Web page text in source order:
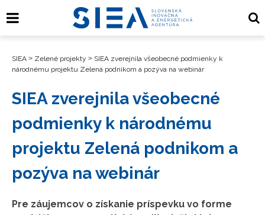
SIEA > Zelené projekty > SIEA zverejnila všeobecné podmienky k
národnému projektu Zelená podnikom a pozýva na webinár
SIEA zverejnila všeobecné
podmienky k národnému
projektu Zelená podnikom a
pozýva na webinár
Pre záujemcov o získanie príspevku vo forme